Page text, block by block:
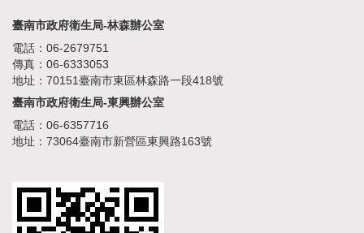
臺南市政府衛生局-林森辦公室
電話：06-2679751
傳真：06-6333053
地址：70151臺南市東區林森路一段418號
臺南市政府衛生局-東興辦公室
電話：06-6357716
地址：73064臺南市新營區東興路163號